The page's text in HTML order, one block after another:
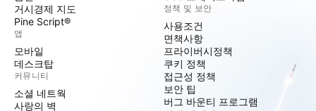
거시경제 지도
Pine Script®
앱
모바일
데스크탑
커뮤니티
소셜 네트웍
사랑의 벽
정책 및 보안
사용조건
면책사항
프라이버시정책
쿠키 정책
접근성 정책
보안 팁
버그 바운티 프로그램